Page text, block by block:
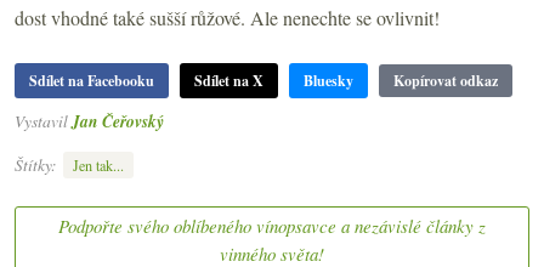
dost vhodné také sušší růžové. Ale nenechte se ovlivnit!
Sdílet na Facebooku Sdílet na X Bluesky Kopírovat odkaz
Vystavil Jan Čeřovský
Štítky:
Jen tak...
Podpořte svého oblíbeného vínopsavce a nezávislé články z
vinného světa!